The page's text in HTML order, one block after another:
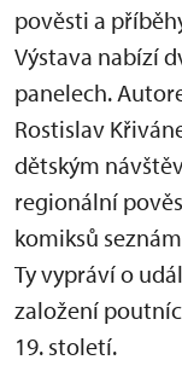
pověsti a
Výstava nabízí
panelech.
Rostislav
dětským
regionální
komiksů
Ty vypráví o
založení
19. století.